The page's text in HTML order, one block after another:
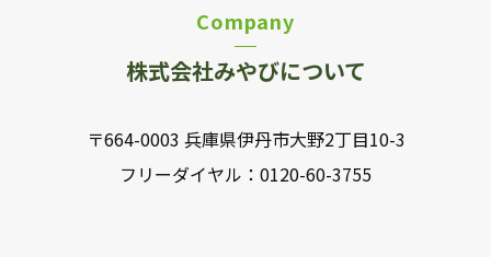
Company
株式会社みやびについて
〒664-0003 兵庫県伊丹市大野2丁目10-3
フリーダイヤル： 0120-60-3755